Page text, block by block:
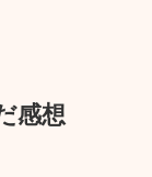
感想